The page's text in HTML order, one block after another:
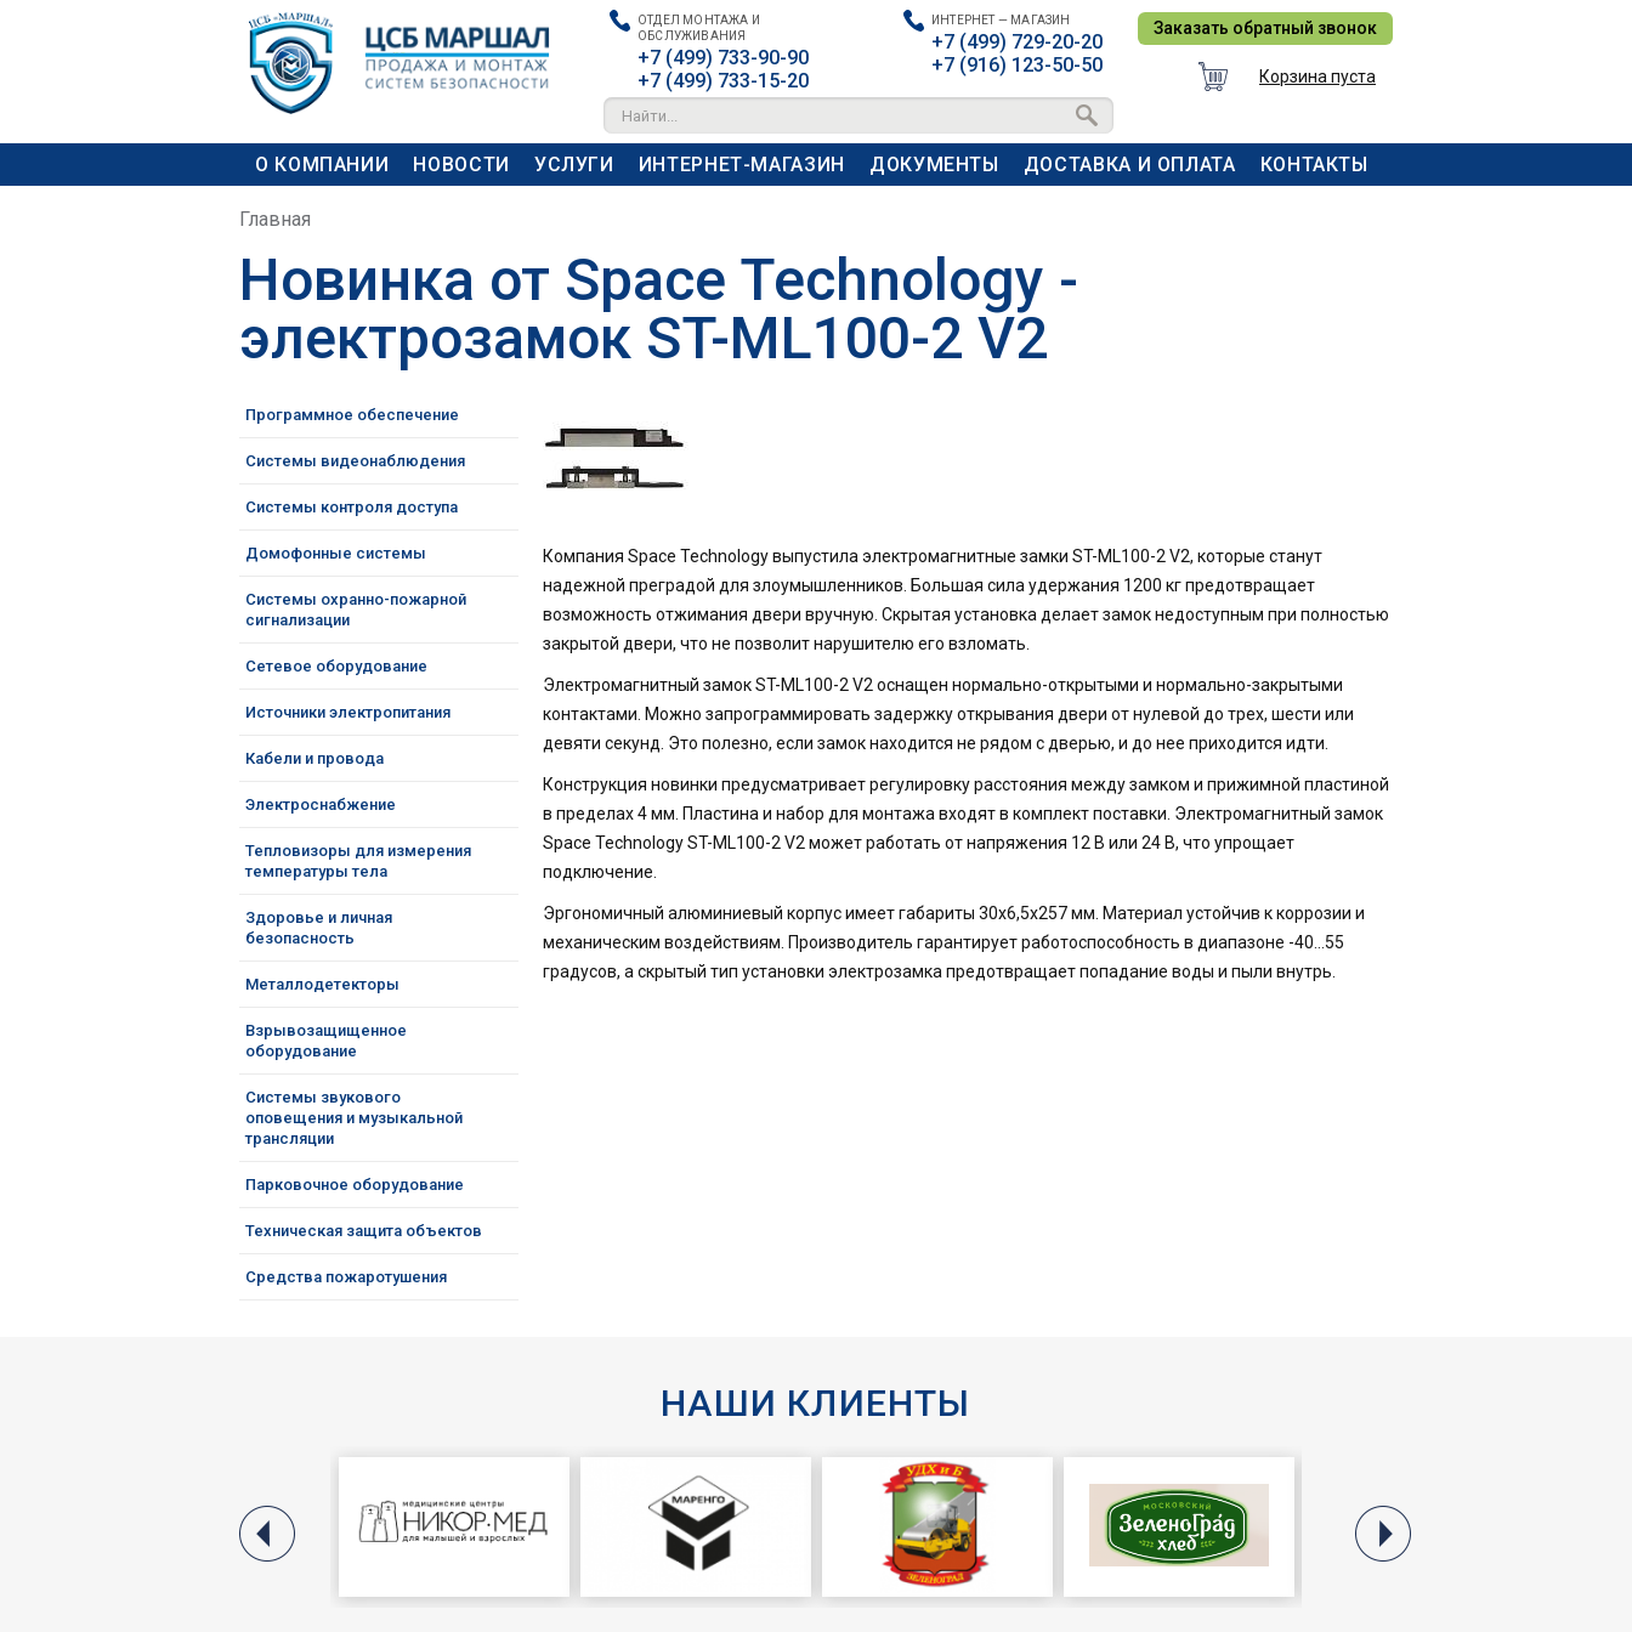
Заказать обратный звонок
Корзина пуста
ОТДЕЛ МОНТАЖА И
ОБСЛУЖИВАНИЯ
+7 (499) 733-90-90
+7 (499) 733-15-20
ИНТЕРНЕТ — МАГАЗИН
+7 (499) 729-20-20
+7 (916) 123-50-50
Найти...
MAIN MENU
О КОМПАНИИ НОВОСТИ УСЛУГИ ИНТЕРНЕТ-МАГАЗИН ДОКУМЕНТЫ ДОСТАВКА И ОПЛАТА КОНТАКТЫ
YOU ARE HERE
Главная
Новинка от Space Technology -
электрозамок ST-ML100-2 V2
Компания Space Technology выпустила электромагнитные замки ST-ML100-2 V2, которые станут
надежной преградой для злоумышленников. Большая сила удержания 1200 кг предотвращает
возможность отжимания двери вручную. Скрытая установка делает замок недоступным при полностью
закрытой двери, что не позволит нарушителю его взломать.
Электромагнитный замок ST-ML100-2 V2 оснащен нормально-открытыми и нормально-закрытыми
контактами. Можно запрограммировать задержку открывания двери от нулевой до трех, шести или
девяти секунд. Это полезно, если замок находится не рядом с дверью, и до нее приходится идти.
Конструкция новинки предусматривает регулировку расстояния между замком и прижимной пластиной
в пределах 4 мм. Пластина и набор для монтажа входят в комплект поставки. Электромагнитный замок
Space Technology ST-ML100-2 V2 может работать от напряжения 12 В или 24 В, что упрощает
подключение.
Эргономичный алюминиевый корпус имеет габариты 30х6,5х257 мм. Материал устойчив к коррозии и
механическим воздействиям. Производитель гарантирует работоспособность в диапазоне -40...55
градусов, а скрытый тип установки электрозамка предотвращает попадание воды и пыли внутрь.
Программное обеспечение
Системы видеонаблюдения
Системы контроля доступа
Домофонные системы
Системы охранно-пожарной
сигнализации
Сетевое оборудование
Источники электропитания
Кабели и провода
Электроснабжение
Тепловизоры для измерения
температуры тела
Здоровье и личная
безопасность
Металлодетекторы
Взрывозащищенное
оборудование
Системы звукового
оповещения и музыкальной
трансляции
Парковочное оборудование
Техническая защита объектов
Средства пожаротушения
НАШИ КЛИЕНТЫ